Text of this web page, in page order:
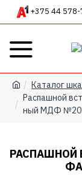
+375 44
Каталог
Распашной
ный МДФ №20
РАСПАШНОЙ